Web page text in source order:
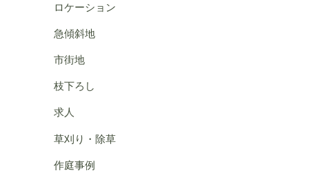
ロケーション
急傾斜地
市街地
枝下ろし
求人
草刈り・除草
作庭事例